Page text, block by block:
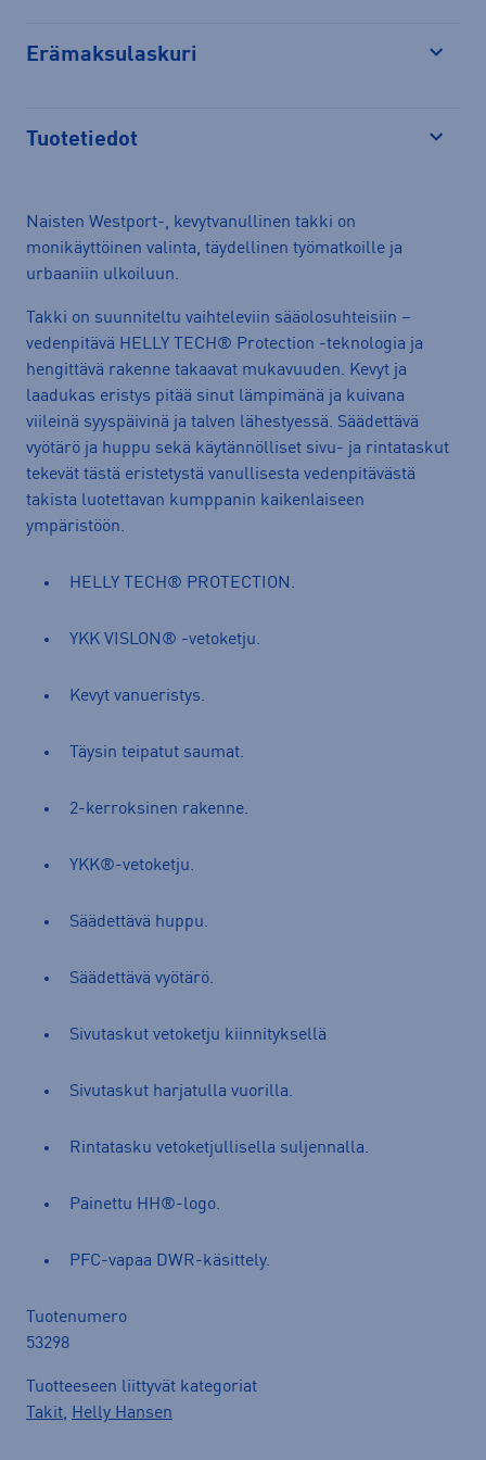
Erämaksulaskuri
Tuotetiedot
Naisten Westport-, kevytvanullinen takki on
monikäyttöinen valinta, täydellinen työmatkoille ja
urbaaniin ulkoiluun.
Takki on suunniteltu vaihteleviin sääolosuhteisiin –
vedenpitävä HELLY TECH® Protection -teknologia ja
hengittävä rakenne takaavat mukavuuden. Kevyt ja
laadukas eristys pitää sinut lämpimänä ja kuivana
viileinä syyspäivinä ja talven lähestyessä. Säädettävä
vyötärö ja huppu sekä käytännölliset sivu- ja rintataskut
tekevät tästä eristetystä vanullisesta vedenpitävästä
takista luotettavan kumppanin kaikenlaiseen
ympäristöön.
HELLY TECH® PROTECTION.
YKK VISLON® -vetoketju.
Kevyt vanueristys.
Täysin teipatut saumat.
2-kerroksinen rakenne.
YKK®-vetoketju.
Säädettävä huppu.
Säädettävä vyötärö.
Sivutaskut vetoketju kiinnityksellä
Sivutaskut harjatulla vuorilla.
Rintatasku vetoketjullisella suljennalla.
Painettu HH®-logo.
PFC-vapaa DWR-käsittely.
Tuotenumero
53298
Tuotteeseen liittyvät kategoriat
Takit, Helly Hansen